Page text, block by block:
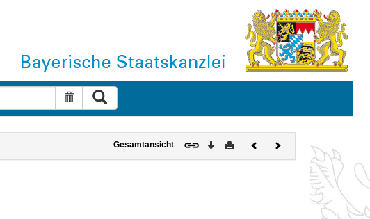
Suche zurücksetzen
Gesamtansicht Download
DruckenVorherigesNächstes
Dokument